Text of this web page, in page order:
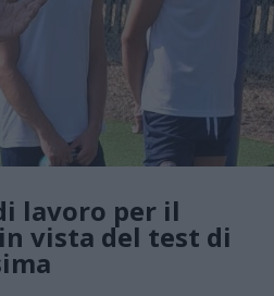
lavoro per il
vista del test di